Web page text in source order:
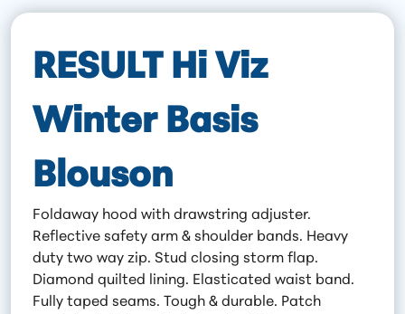
RESULT Hi Viz
Winter Basis
Blouson
Foldaway hood with drawstring adjuster.
Reflective safety arm & shoulder bands. Heavy
duty two way zip. Stud closing storm flap.
Diamond quilted lining. Elasticated waist band.
Fully taped seams. Tough & durable. Patch